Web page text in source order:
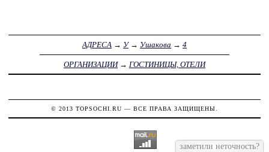
АДРЕСА → У→ Ушакова → 4
ОРГАНИЗАЦИИ→ ГОСТИНИЦЫ, ОТЕЛИ
© 2013 TOPSOCHI.RU — ВСЕ ПРАВА ЗАЩИЩЕНЫ.
заметили неточность?